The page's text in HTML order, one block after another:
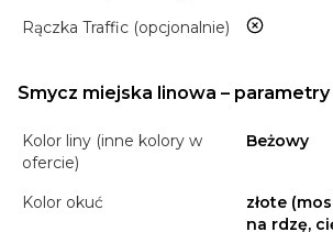
Rączka Traffic (opcjonalnie) nie
Smycz miejska linowa – parametry
Kolor liny (inne kolory w
ofercie)
Beżowy
Kolor okuć
złote
na rdzę,